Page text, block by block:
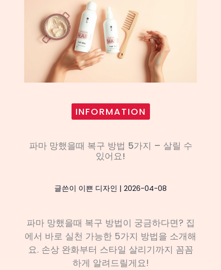
INFORMATION
파마 망했을때 복구 방법 5가지 – 살릴 수
있어요!
글쓴이 이쁜 디자인 | 2026-04-08
파마 망했을때 복구 방법이 궁금하다면? 집
에서 바로 실천 가능한 5가지 방법을 소개해
요. 손상 완화부터 스타일 살리기까지 꼼꼼
하게 알려드릴게요!